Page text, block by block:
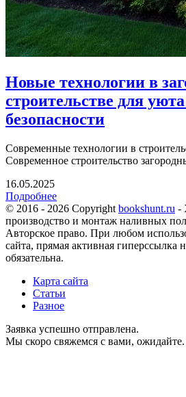
Новые технологии в
строительстве для
безопасности
Современные технологии в
Современное строительство
16.05.2025
Подробнее
© 2016 - 2026 Copyright bookshunt.ru -
производство и монтаж наливных
Авторское право. При любом
сайта, прямая активная гиперссылка
обязательна.
Карта сайта
Статьи
Разное
Заявка успешно отправлена.
Мы скоро свяжемся с вами, ожидайте.